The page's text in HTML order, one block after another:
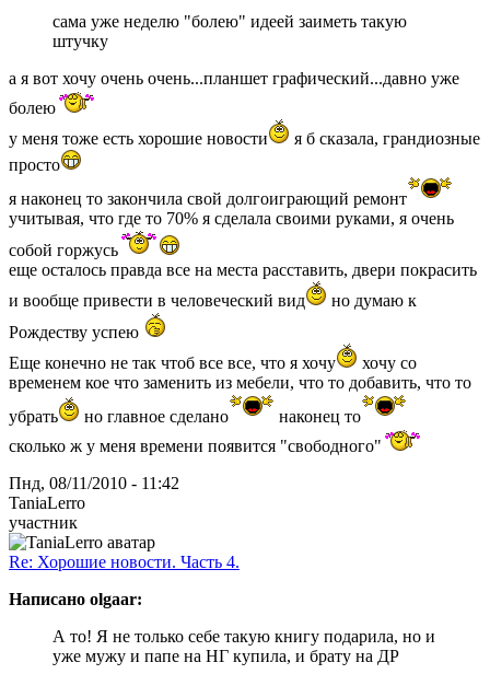
сама уже неделю "болею" идеей заиметь такую
штучку
а я вот хочу очень очень...планшет графический...давно уже
болею
у меня тоже есть хорошие новости
я б сказала, грандиозные
просто
я наконец то закончила свой долгоиграющий ремонт
учитывая, что где то 70% я сделала своими руками, я очень
собой горжусь
еще осталось правда все на места расставить, двери покрасить
и вообще привести в человеческий вид
но думаю к
Рождеству успею
Еще конечно не так чтоб все все, что я хочу
хочу со
временем кое что заменить из мебели, что то добавить, что то
убрать
но главное сделано
наконец то
сколько ж у меня времени появится "свободного"
Пнд, 08/11/2010 - 11:42
TaniaLerro
участник
Re: Хорошие новости. Часть 4.
Написано olgaar:
А то! Я не только себе такую книгу подарила, но и
уже мужу и папе на НГ купила, и брату на ДР